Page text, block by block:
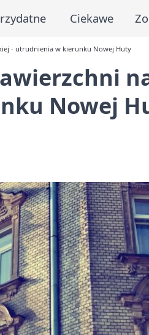
Ciekawe
- utrudnienia w kierunku Nowej Huty
Nowej